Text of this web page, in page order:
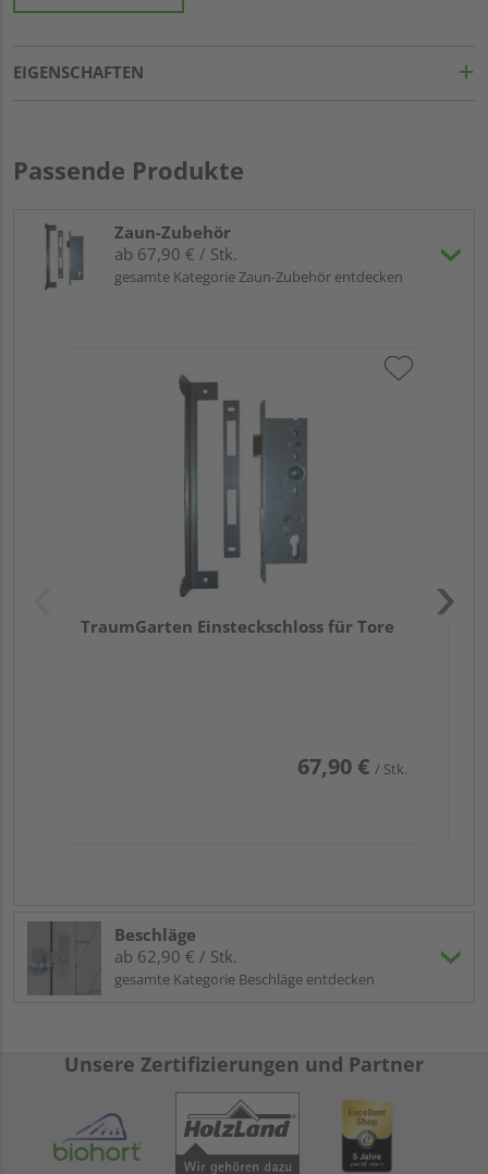
EIGENSCHAFTEN
Passende Produkte
Zaun-Zubehör
ab 67,90 € / Stk.
gesamte Kategorie Zaun-Zubehör entdecken
TraumGarten Einsteckschloss für Tore
67,90 € / Stk.
Beschläge
ab 62,90 € / Stk.
gesamte Kategorie Beschläge entdecken
Unsere Zertifizierungen und Partner